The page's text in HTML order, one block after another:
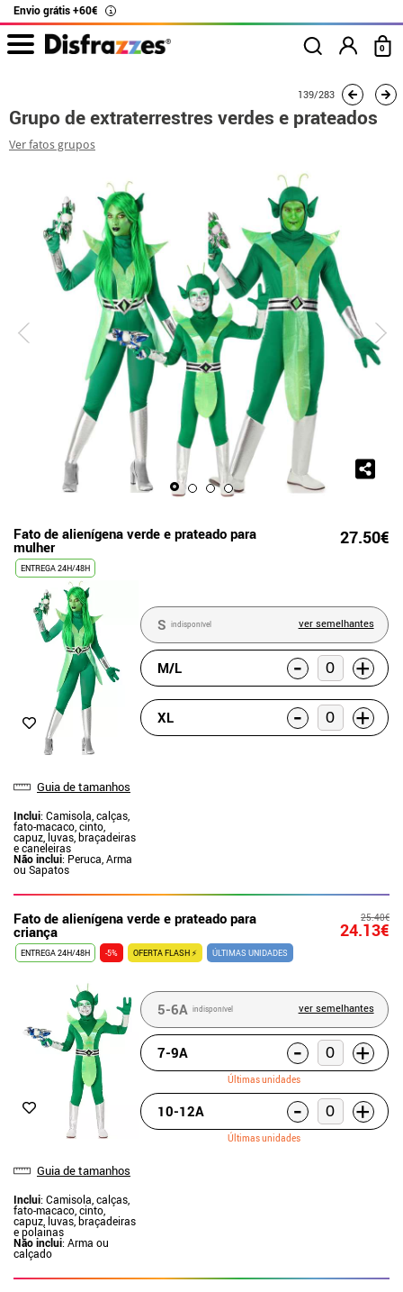
Envio grátis +60€ i
0
Grupo de extraterrestres verdes e prateados
139/283
Grupo de extraterrestres verdes e prateados
Ver fatos grupos
Fato de alienígena verde e prateado para
mulher 27.50€
ENTREGA 24H/48H
Guia de tamanhos
Inclui: Camisola, calças,
fato-macaco, cinto,
capuz, luvas, braçadeiras
e caneleiras
Não inclui: Peruca, Arma
ou Sapatos
S indisponível ver semelhantes
M/L - +
XL - +
Fato de alienígena verde e prateado para
criança
25.40€
24.13€
ENTREGA 24H/48H -5% OFERTA FLASH ⚡ ÚLTIMAS UNIDADES
Guia de tamanhos
Inclui: Camisola, calças,
fato-macaco, cinto,
capuz, luvas, braçadeiras
e polainas
Não inclui: Arma ou
calçado
5-6A indisponível ver semelhantes
7-9A - +
Últimas unidades
10-12A - +
Últimas unidades